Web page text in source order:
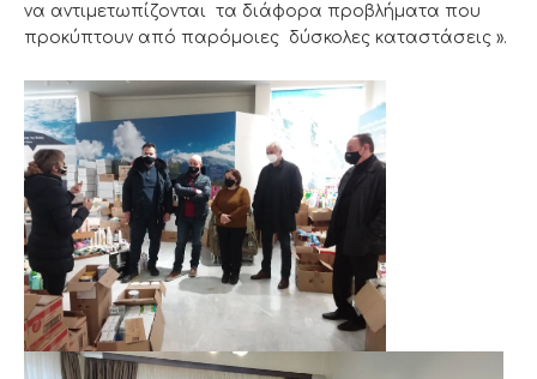
να αντιμετωπίζονται τα διάφορα προβλήματα που
προκύπτουν από παρόμοιες δύσκολες καταστάσεις ».